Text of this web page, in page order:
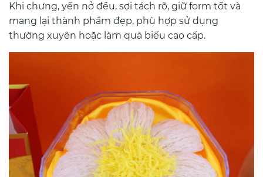
Khi chưng, yến nở đều, sợi tách rõ, giữ form tốt và
mang lại thành phẩm đẹp, phù hợp sử dụng
thường xuyên hoặc làm quà biếu cao cấp.